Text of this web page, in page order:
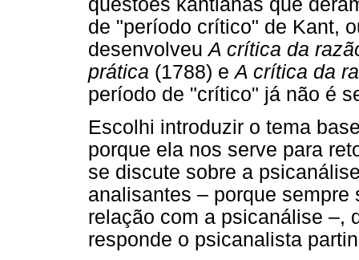
de "período crítico" de Kant,
desenvolveuA crítica da
prática (1788) eA crítica da
período de "crítico" já não é
Escolhi introduzir o tema
porque ela nos serve para
se discute sobre a
analisantes – porque
relação com a psicanálise –,
responde o psicanalista